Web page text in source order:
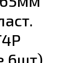
6шт)